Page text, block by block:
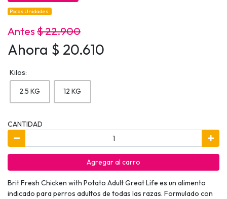
Pocas Unidades.
Antes$ 22.900
Ahora $ 20.610
Kilos:
2.5 KG 12 KG
CANTIDAD
Agregar al carro
Brit Fresh Chicken with Potato Adult Great Life es un alimento
indicado para perros adultos de todas las razas. Formulado con